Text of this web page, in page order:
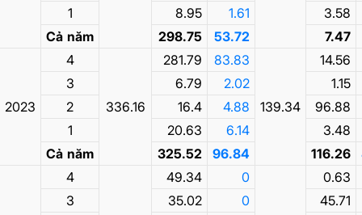
1
8.95 1.61
3.58
Cả năm
298.75 53.72 7.47
2023
4
336.16
281.79 83.83
139.34
14.56
3
6.79 2.02
1.15
2
16.4 4.88
96.88
1
20.63 6.14
3.48
Cả năm
325.52 96.84 116.26
4 49.34 0
0.63
3
35.02 0
45.71